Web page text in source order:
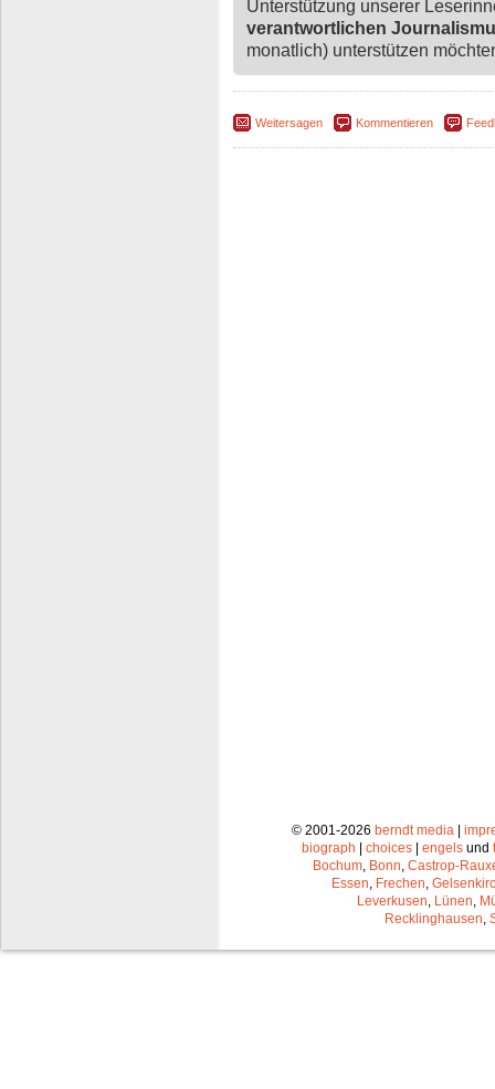
Unterstützung unserer
verantwortlichen
monatlich) unterstützen
Weitersagen Kommentieren
© 2001-2026 berndt media|
biograph
choices engels und
Bochum, Bonn, Castrop-
Essen, Frechen,
Leverkusen, Lünen,
Recklinghausen,